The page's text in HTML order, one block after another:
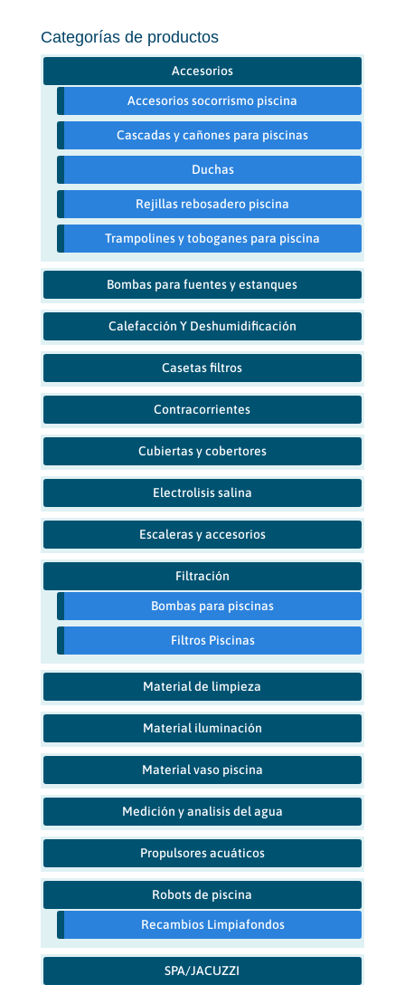
Categorías de productos
Accesorios
Accesorios socorrismo piscina
Cascadas y cañones para piscinas
Duchas
Rejillas rebosadero piscina
Trampolines y toboganes para piscina
Bombas para fuentes y estanques
Calefacción Y Deshumidificación
Casetas filtros
Contracorrientes
Cubiertas y cobertores
Electrolisis salina
Escaleras y accesorios
Filtración
Bombas para piscinas
Filtros Piscinas
Material de limpieza
Material iluminación
Material vaso piscina
Medición y analisis del agua
Propulsores acuáticos
Robots de piscina
Recambios Limpiafondos
SPA/JACUZZI